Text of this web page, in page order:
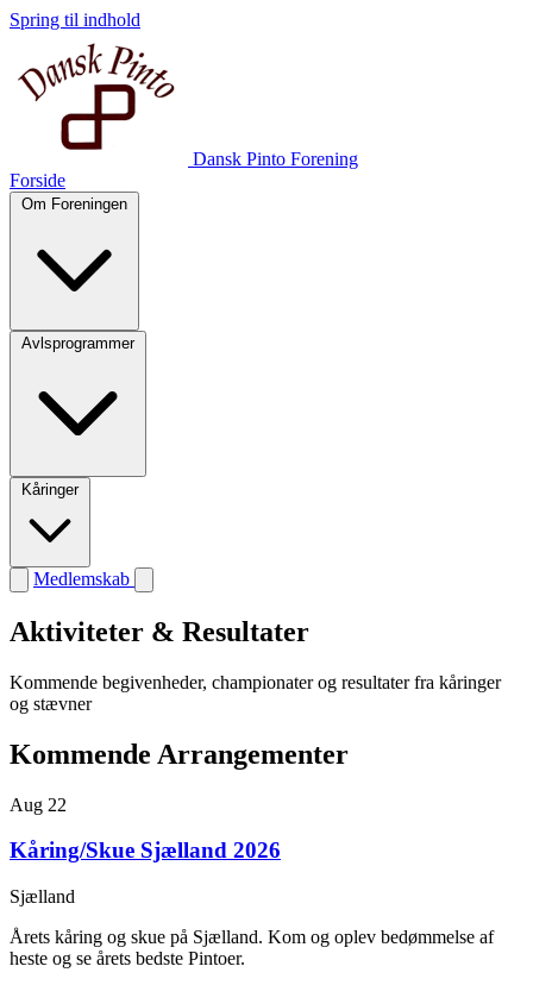
Spring til indhold
Dansk Pinto Forening
Forside
Om Foreningen
Avlsprogrammer
Kåringer
Medlemskab
Aktiviteter & Resultater
Kommende begivenheder, championater og resultater fra kåringer
og stævner
Kommende Arrangementer
Aug 22
Kåring/Skue Sjælland 2026
Sjælland
Årets kåring og skue på Sjælland. Kom og oplev bedømmelse af
heste og se årets bedste Pintoer.